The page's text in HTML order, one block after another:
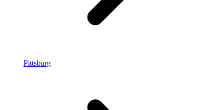
Pittsburg